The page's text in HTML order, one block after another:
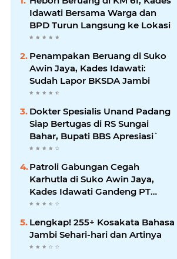
Idawati Bersama Warga dan
BPD Turun Langsung ke Lokasi
Penampakan Beruang di Suko
Awin Jaya, Kades Idawati:
Sudah Lapor BKSDA Jambi
Dokter Spesialis Unand Padang
Siap Bertugas di RS Sungai
Bahar, Bupati BBS Apresiasi`
Patroli Gabungan Cegah
Karhutla di Suko Awin Jaya,
Kades Idawati Gandeng PT
BBB-S, TNI dan BPD
Lengkap! 255+ Kosakata Bahasa
Jambi Sehari-hari dan Artinya